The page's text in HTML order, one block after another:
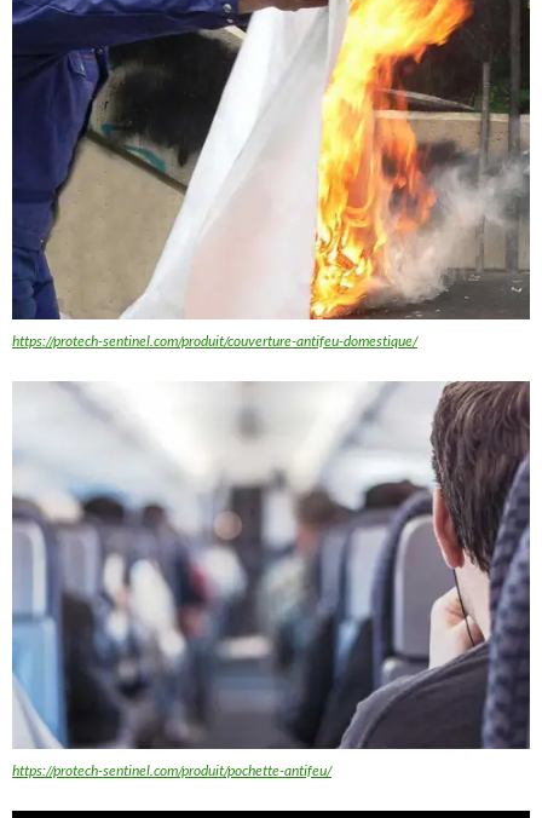
https://protech-sentinel.com/produit/couverture-antifeu-domestique/
https://protech-sentinel.com/produit/pochette-antifeu/